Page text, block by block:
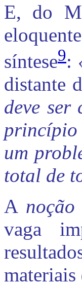
E, do
síntese9:
distante
deve ser
princípio
um
total de
A
vaga
materiais